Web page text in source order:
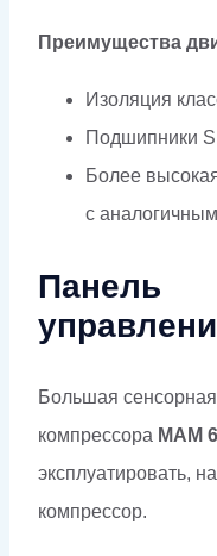
Преимущества
Изоляция
Подшипники
Более
с
Панель
Большая
компрессора MAM
эксплуатировать,
компрессор.